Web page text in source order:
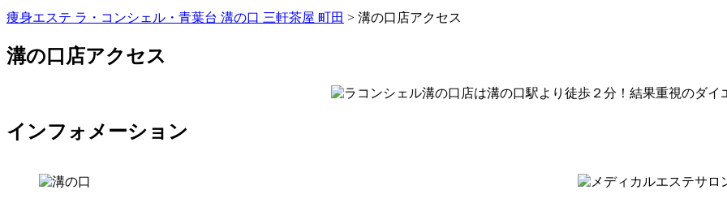
痩身エステ ラ・コンシェル・青葉台 溝の口 三軒茶屋 町田 > 溝の口店アクセス
溝の口店アクセス
インフォメーション